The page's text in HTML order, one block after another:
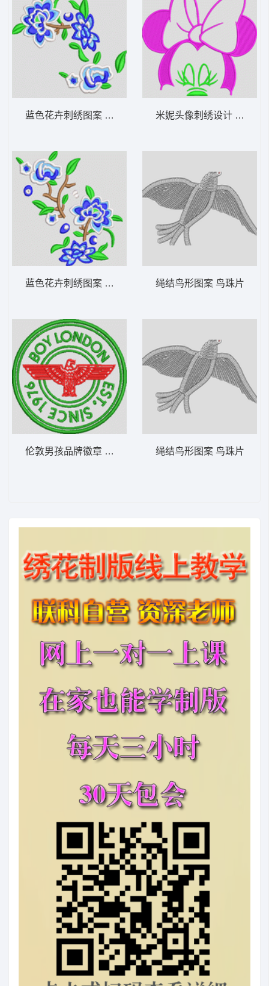
蓝色花卉刺绣图案 汉服
蓝色花卉刺绣图案 汉服
伦敦男孩品牌徽章 章仔 男装
米妮头像刺绣设计 米奇
绳结鸟形图案 鸟珠片
绳结鸟形图案 鸟珠片